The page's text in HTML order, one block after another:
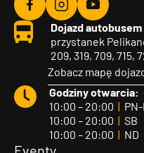
Agvo
Facebook
Agvo
Instagram
Agvo
YouTube
Dojazd autobusem
przystanek
209, 319, 709, 715,
Zobacz mapę
Godziny otwarcia:
10:00 – 20:00 |
10:00 – 20:00 | SB
10:00 – 20:00 | ND